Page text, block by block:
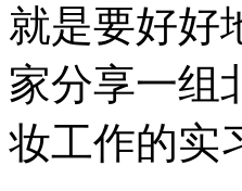
就是要好好
家分享一组
妆工作的实